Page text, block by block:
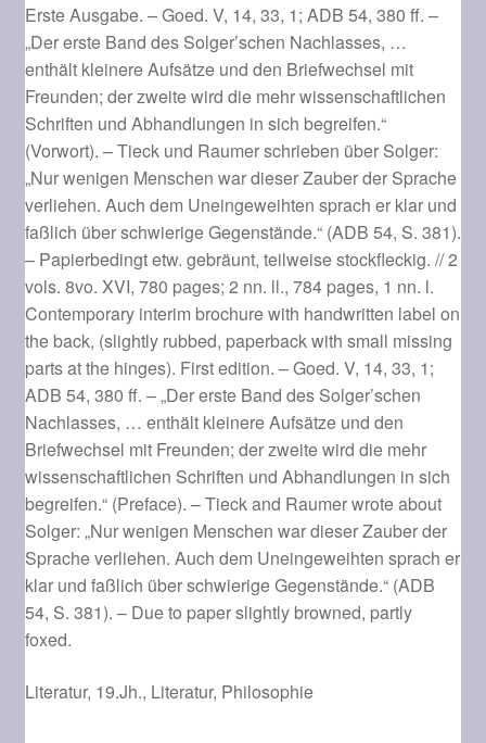
Erste Ausgabe. – Goed. V, 14, 33, 1; ADB 54, 380 ff. –
„Der erste Band des Solger’schen Nachlasses, …
enthält kleinere Aufsätze und den Briefwechsel mit
Freunden; der zweite wird die mehr wissenschaftlichen
Schriften und Abhandlungen in sich begreifen.“
(Vorwort). – Tieck und Raumer schrieben über Solger:
„Nur wenigen Menschen war dieser Zauber der Sprache
verliehen. Auch dem Uneingeweihten sprach er klar und
faßlich über schwierige Gegenstände.“ (ADB 54, S. 381).
– Papierbedingt etw. gebräunt, teilweise stockfleckig. // 2
vols. 8vo. XVI, 780 pages; 2 nn. ll., 784 pages, 1 nn. l.
Contemporary interim brochure with handwritten label on
the back, (slightly rubbed, paperback with small missing
parts at the hinges). First edition. – Goed. V, 14, 33, 1;
ADB 54, 380 ff. – „Der erste Band des Solger’schen
Nachlasses, … enthält kleinere Aufsätze und den
Briefwechsel mit Freunden; der zweite wird die mehr
wissenschaftlichen Schriften und Abhandlungen in sich
begreifen.“ (Preface). – Tieck and Raumer wrote about
Solger: „Nur wenigen Menschen war dieser Zauber der
Sprache verliehen. Auch dem Uneingeweihten sprach er
klar und faßlich über schwierige Gegenstände.“ (ADB
54, S. 381). – Due to paper slightly browned, partly
foxed.
Literatur, 19.Jh., Literatur, Philosophie